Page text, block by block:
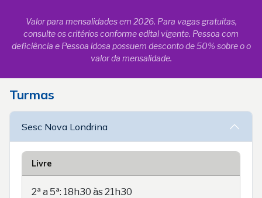
Valor para mensalidades em 2026. Para vagas gratuitas,
consulte os critérios conforme edital vigente. Pessoa com
deficiência e Pessoa idosa possuem desconto de 50% sobre o o
valor da mensalidade.
Turmas
Sesc Nova Londrina
Livre
2ª a 5ª: 18h30 às 21h30